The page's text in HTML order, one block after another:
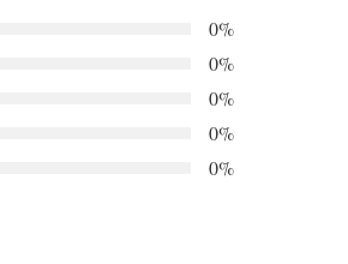
0%
0%
0%
0%
0%